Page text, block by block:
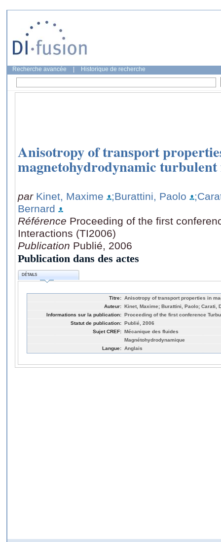
Recherche avancée Historique de recherche
Anisotropy of transport
magnetohydrodynamic turbulent
par Kinet, Maxime ;Burattini, Paolo
Bernard
Référence Proceeding of the first
Interactions (TI2006)
Publication Publié, 2006
Publication dans des actes
DÉTAILS
Titre: Anisotropy of transport properties in
Auteur: Kinet, Maxime; Burattini, Paolo; Carati,
Informations sur la publication: Proceeding of the first conference
Statut de publication: Publié, 2006
Sujet CREF: Mécanique des fluides
Magnétohydrodynamique
Langue: Anglais